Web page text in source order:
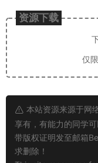
资源下载
仅
本站资源来源于网
享有，有能力的同学
带版权证明发至邮箱
求删除！